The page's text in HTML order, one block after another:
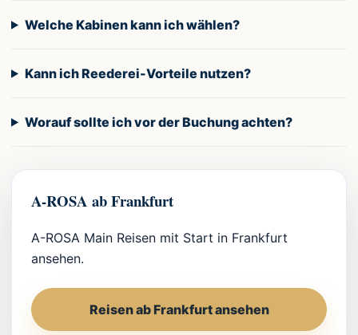
Welche Kabinen kann ich wählen?
Kann ich Reederei-Vorteile nutzen?
Worauf sollte ich vor der Buchung achten?
A-ROSA ab Frankfurt
A-ROSA Main Reisen mit Start in Frankfurt
ansehen.
Reisen ab Frankfurt ansehen